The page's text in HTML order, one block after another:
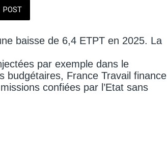
POST
baisse de 6,4 ETPT en 2025. La
par exemple dans le
budgétaires, France Travail finance
confiées par l’Etat sans